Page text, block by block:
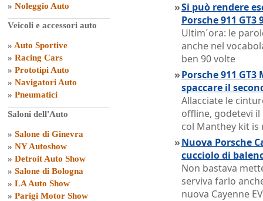
» Noleggio Auto
Veicoli e accessori auto
» Auto Sportive
» Racing Cars
» Prototipi Auto
» Navigatori Auto
» Pneumatici
Saloni dell'Auto
» Salone di Ginevra
» NY Autoshow
» Detroit Auto Show
» Salone di Bologna
» LA Auto Show
» Parigi Motor Show
»Si può rendere
Porsche 911 GT3
Ultim´ora: le
anche nel
ben 90 volte
»Porsche 911
spaccare il
Allacciate le
offline, godetevi il
col Manthey kit
»Nuova Porsche
cucciolo di
Non bastava
serviva farlo
nuova Cayenne EV